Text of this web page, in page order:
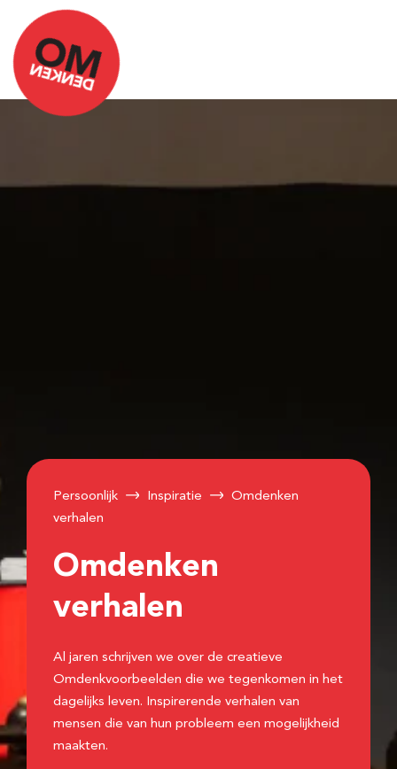
Persoonlijk Inspiratie
Omdenken
verhalen
Omdenken
verhalen
Al jaren schrijven we over de creatieve
Omdenkvoorbeelden die we tegenkomen in het
dagelijks leven. Inspirerende verhalen van
mensen die van hun probleem een mogelijkheid
maakten.